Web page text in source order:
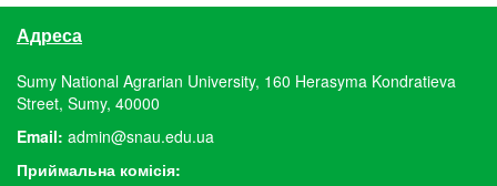
Адреса
Sumy National Agrarian University, 160 Herasyma Kondratieva
Street, Sumy, 40000
Email: admin@snau.edu.ua
Приймальна комісія: